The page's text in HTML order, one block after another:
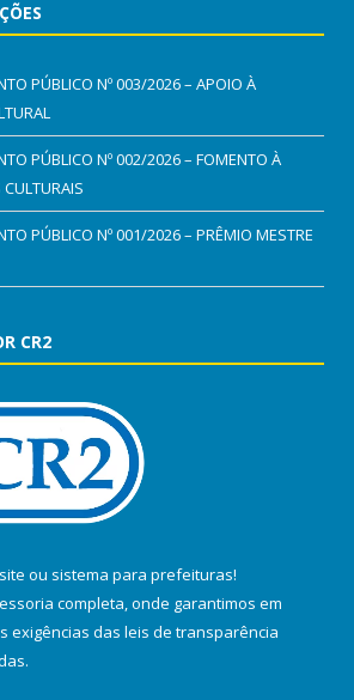
PÚBLICO Nº 003/2026 – APOIO À
PÚBLICO Nº 002/2026 – FOMENTO À
PÚBLICO Nº 001/2026 – PRÊMIO MESTRE
CR2
ou sistema para prefeituras!
completa, onde garantimos em
exigências das leis de transparência